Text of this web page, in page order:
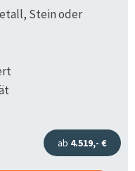
Stein oder
ab 4.519,- €